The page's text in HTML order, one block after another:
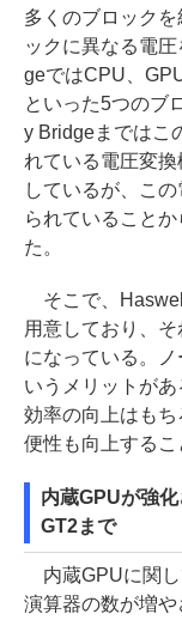
多くのブロック
ックに異なる電
geではCPU、
といった5つのブ
y Bridgeまではこ
れている電圧変
しているが、こ
られていること
た。
そこで、
用意しており、
になっている。
いうメリットが
効率の向上はも
便性も向上するこ
内蔵GPUが強
GT2まで
内蔵GPUに関し
演算器の数が増